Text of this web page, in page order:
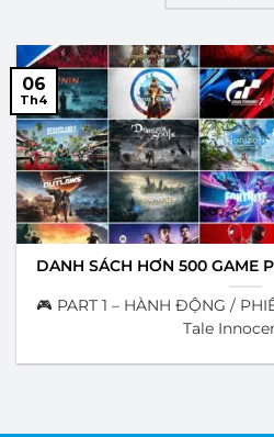
DANH SÁCH HƠN 500 GAME
🎮 PART 1 – HÀNH ĐỘNG /
Tale
06
Th4